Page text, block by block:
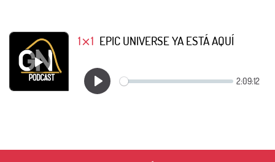
1⨯1 EPIC UNIVERSE YA ESTÁ AQUÍ